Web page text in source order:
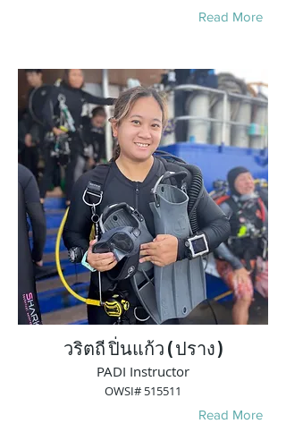
Read More
วริตถี ปิ่นแก้ว ( ปราง )
PADI Instructor
OWSI# 515511
Read More